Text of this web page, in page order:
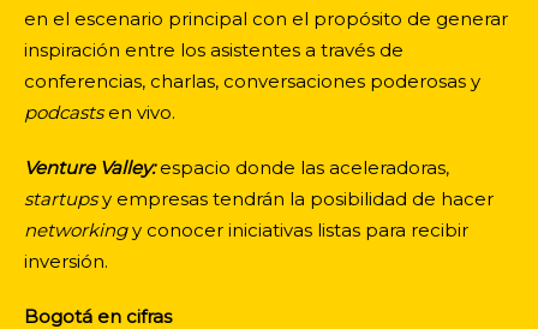
en el escenario principal con el propósito de generar
inspiración entre los asistentes a través de
conferencias, charlas, conversaciones poderosas y
podcastsen vivo.
Venture Valley:espacio donde las aceleradoras,
startupsy empresas tendrán la posibilidad de hacer
networkingy conocer iniciativas listas para recibir
inversión.
Bogotá en cifras